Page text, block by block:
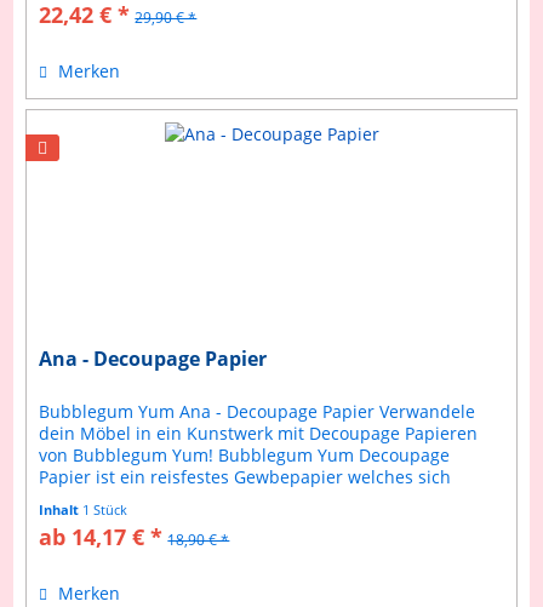
22,42 € * 29,90 € *
Merken
Ana - Decoupage Papier
Bubblegum Yum Ana - Decoupage Papier Verwandele
dein Möbel in ein Kunstwerk mit Decoupage Papieren
von Bubblegum Yum! Bubblegum Yum Decoupage
Papier ist ein reisfestes Gewbepapier welches sich
Inhalt 1 Stück
ab 14,17 € * 18,90 € *
Merken